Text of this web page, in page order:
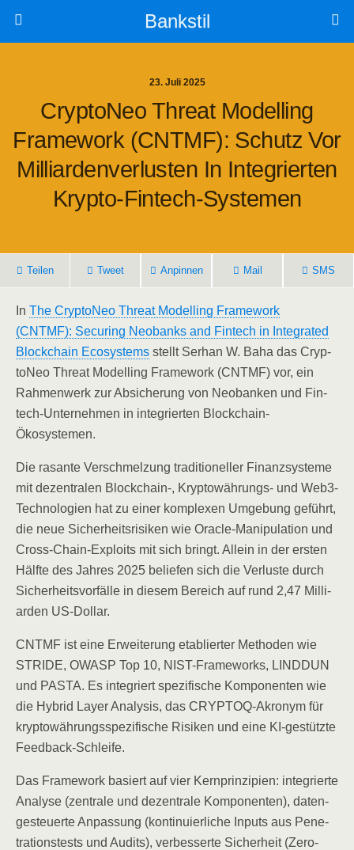
Bankstil
23. Juli 2025
Cryp­to­Neo Thre­at Model­ling
Frame­work (CNTMF): Schutz Vor
Mil­li­ar­den­ver­lus­ten In Inte­grier­ten
Krypto-Fintech-Systemen
Tei­len Tweet Anpin­nen Mail SMS
In The Cryp­to­Neo Thre­at Model­ling Frame­work
(CNTMF): Secu­ring Neo­banks and Fin­tech in Inte­gra­ted
Block­chain Eco­sys­tems stellt Ser­han W. Baha das Cryp­
to­Neo Thre­at Model­ling Frame­work (CNTMF) vor, ein
Rah­men­werk zur Absi­che­rung von Neo­ban­ken und Fin­
tech-Unter­neh­men in inte­grier­ten Blockchain-
Ökosystemen.
Die rasan­te Ver­schmel­zung tra­di­tio­nel­ler Finanz­sys­te­me
mit dezen­tra­len Blockchain‑, Kryp­to­wäh­rungs- und Web3-
Tech­no­lo­gien hat zu einer kom­ple­xen Umge­bung geführt,
die neue Sicher­heits­ri­si­ken wie Ora­cle-Mani­pu­la­ti­on und
Cross-Chain-Exploits mit sich bringt. Allein in der ers­ten
Hälf­te des Jah­res 2025 belie­fen sich die Ver­lus­te durch
Sicher­heits­vor­fäl­le in die­sem Bereich auf rund 2,47 Mil­li­
ar­den US-Dollar.
CNTMF ist eine Erwei­te­rung eta­blier­ter Metho­den wie
STRIDE, OWASP Top 10, NIST-Frame­works, LINDDUN
und PASTA. Es inte­griert spe­zi­fi­sche Kom­po­nen­ten wie
die Hybrid Lay­er Ana­ly­sis, das CRYP­TOQ-Akro­nym für
kryp­to­wäh­rungs­spe­zi­fi­sche Risi­ken und eine KI-gestütz­te
Feedback-Schleife.
Das Frame­work basiert auf vier Kern­prin­zi­pi­en: inte­grier­te
Ana­ly­se (zen­tra­le und dezen­tra­le Kom­po­nen­ten), daten­
ge­steu­er­te Anpas­sung (kon­ti­nu­ier­li­che Inputs aus Pene­
tra­ti­ons­tests und Audits), ver­bes­ser­te Sicher­heit (Zero-